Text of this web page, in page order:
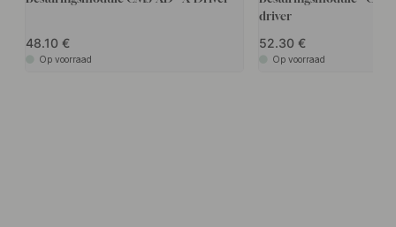
48.10
Op voorraad
driver
52.30
Op voorraad